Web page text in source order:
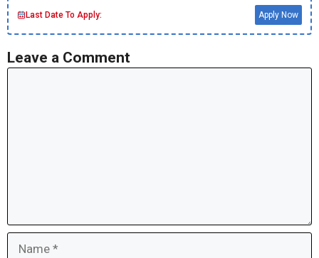
Last Date To Apply: Apply Now
Leave a Comment